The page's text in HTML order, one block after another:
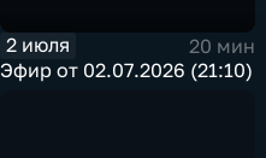
2 июля
20 мин
Эфир от 02.07.2026 (21:10)